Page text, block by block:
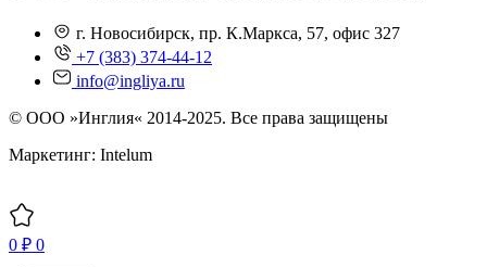
г. Новосибирск, пр. К.Маркса, 57, офис 327
+7 (383) 374-44-12
info@ingliya.ru
© ООО »Инглия« 2014-2025. Все права защищены
Маркетинг: Intelum
0 ₽ 0